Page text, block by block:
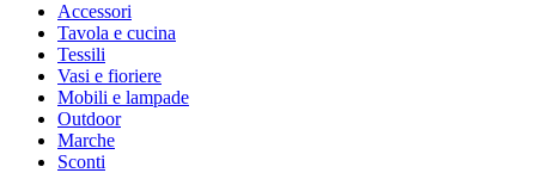
Accessori
Tavola e cucina
Tessili
Vasi e fioriere
Mobili e lampade
Outdoor
Marche
Sconti